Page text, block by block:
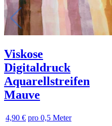
Viskose
Digitaldruck
Aquarellstreifen
Mauve
4,90 € pro 0,5 Meter